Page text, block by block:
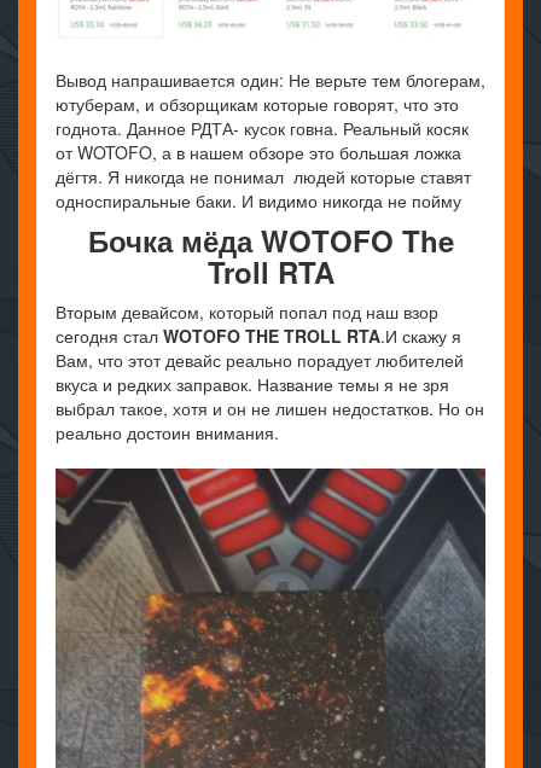
Вывод напрашивается один: Не верьте тем блогерам,
ютуберам, и обзорщикам которые говорят, что это
годнота. Данное РДТА- кусок говна. Реальный косяк
от WOTOFO, а в нашем обзоре это большая ложка
дёгтя. Я никогда не понимал людей которые ставят
односпиральные баки. И видимо никогда не пойму
Бочка мёда WOTOFO The
Troll RTA
Вторым девайсом, который попал под наш взор
сегодня стал WOTOFO THE TROLL RTA.И скажу я
Вам, что этот девайс реально порадует любителей
вкуса и редких заправок. Название темы я не зря
выбрал такое, хотя и он не лишен недостатков. Но он
реально достоин внимания.